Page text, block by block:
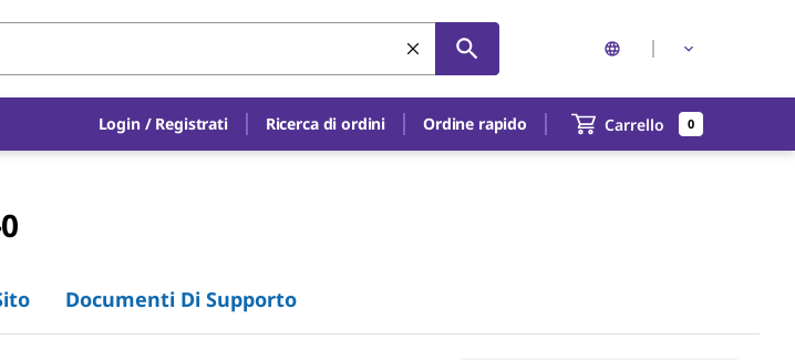
Login / Registrati Ricerca di ordini Ordine rapido Carrello 0
Documenti Di Supporto